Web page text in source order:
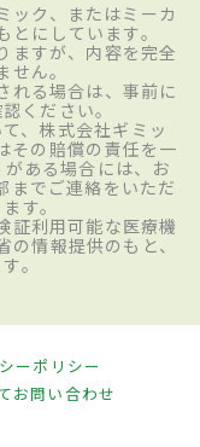
ック、またはミーカ
にしています。
ますが、内容を完全
ん。
れる場合は、事前に
ください。
、株式会社ギミッ
その賠償の責任を一
ある場合には、お
までご連絡をいただ
す。
証利用可能な医療機
情報提供のもと、
。
ーポリシー
お問い合わせ